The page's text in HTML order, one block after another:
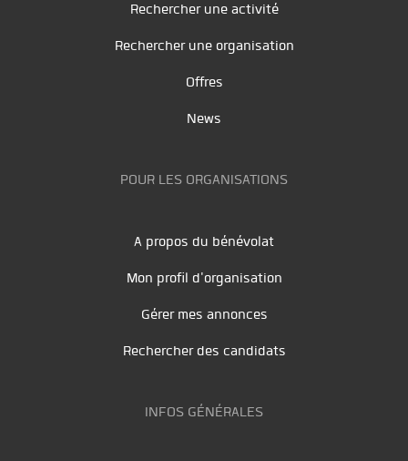
Rechercher une activité
Rechercher une organisation
Offres
News
POUR LES ORGANISATIONS
A propos du bénévolat
Mon profil d'organisation
Gérer mes annonces
Rechercher des candidats
INFOS GÉNÉRALES